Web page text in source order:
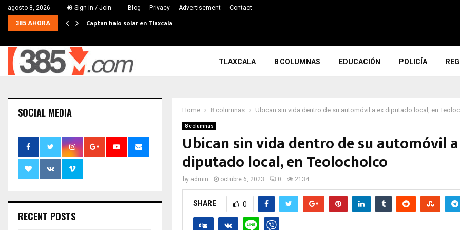
agosto 8, 2026 Sign in / Join Blog Privacy Advertisement Contact
385 AHORA Captan halo solar en Tlaxcala
TLAXCALA 8 COLUMNAS EDUCACIÓN POLICÍA
Home 8 columnas Ubican sin vida dentro de su automóvil a ex diputado local, en
8 columnas
Ubican sin vida dentro de su automóvil
diputado local, en Teolocholco
by admin octubre 6, 2023 0 2134
SHARE 0
SOCIAL MEDIA
RECENT POSTS